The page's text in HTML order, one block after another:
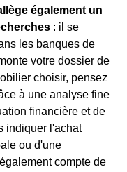
également un
: il se
les banques de
votre dossier de
choisir, pensez
à une analyse fine
financière et de
indiquer l'achat
ou d'une
compte de